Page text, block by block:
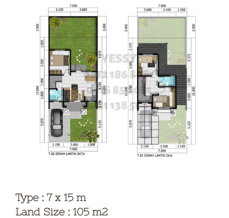
Type : 7 x 15 m
Land Size : 105 m2